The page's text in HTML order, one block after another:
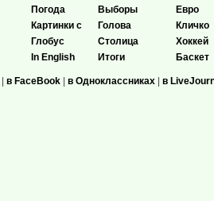
Погода
Картинки с
Глобус
In English
Выборы
Голова
Столица
Итоги
Евро
Кличко
Хоккей
Баскет
| в FaceBook | в Одноклассниках | в